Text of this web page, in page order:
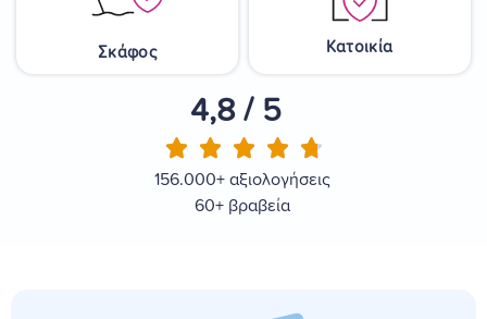
Σκάφος Κατοικία
4,8 / 5
    
156.000+ αξιολογήσεις
60+ βραβεία